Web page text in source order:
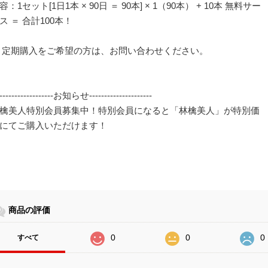
：1セット[1日1本 × 90日 ＝ 90本] × 1（90本） + 10本 無料サー
＝ 合計100本！
期購入をご希望の方は、お問い合わせください。
お知らせ---------------------
美人特別会員募集中！特別会員になると「林檎美人」が特別価
てご購入いただけます！
商品の評価
すべて 0 0 0